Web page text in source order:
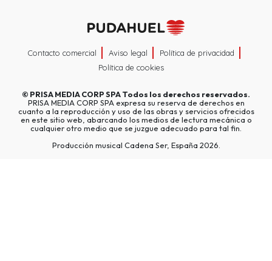
Contacto comercial Aviso legal
Política de privacidad
Política de cookies
© PRISA MEDIA CORP SPATodos los derechos reservados.
PRISA MEDIA CORP SPA expresa su reserva de derechos en
cuanto a la reproducción y uso de las obras y servicios ofrecidos
en este sitio web, abarcando los medios de lectura mecánica o
cualquier otro medio que se juzgue adecuado para tal fin.
Producción musical Cadena Ser, España 2026.